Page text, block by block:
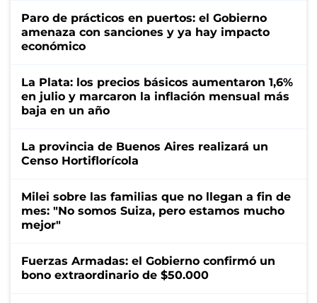
Paro de prácticos en puertos: el Gobierno
amenaza con sanciones y ya hay impacto
económico
La Plata: los precios básicos aumentaron 1,6%
en julio y marcaron la inflación mensual más
baja en un año
La provincia de Buenos Aires realizará un
Censo Hortiflorícola
Milei sobre las familias que no llegan a fin de
mes: "No somos Suiza, pero estamos mucho
mejor"
Fuerzas Armadas: el Gobierno confirmó un
bono extraordinario de $50.000